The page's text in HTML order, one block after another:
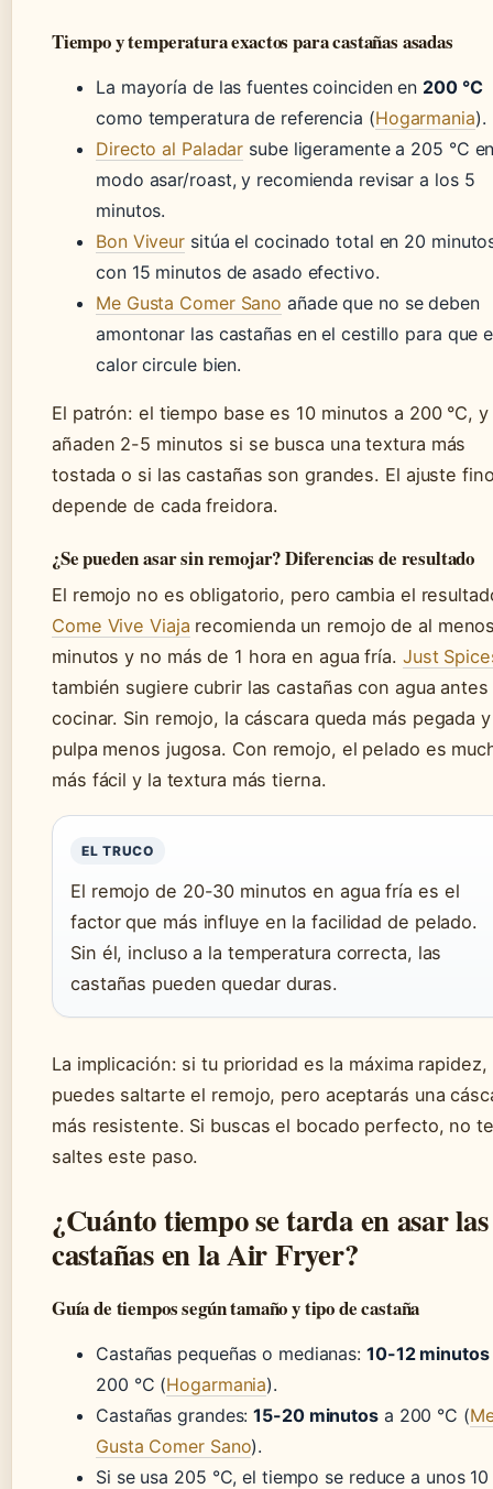
Tiempo y temperatura exactos para castañas asadas
La mayoría de las fuentes coinciden en 200 °C
como temperatura de referencia (Hogarmania).
Directo al Paladar sube ligeramente a 205 °C
modo asar/roast, y recomienda revisar a los 5
minutos.
Bon Viveur sitúa el cocinado total en 20
con 15 minutos de asado efectivo.
Me Gusta Comer Sano añade que no se deben
amontonar las castañas en el cestillo para que
calor circule bien.
El patrón: el tiempo base es 10 minutos a 200 °C,
añaden 2-5 minutos si se busca una textura más
tostada o si las castañas son grandes. El ajuste
depende de cada freidora.
¿Se pueden asar sin remojar? Diferencias de resultado
El remojo no es obligatorio, pero cambia el
Come Vive Viaja recomienda un remojo de al
minutos y no más de 1 hora en agua fría. Just
también sugiere cubrir las castañas con agua
cocinar. Sin remojo, la cáscara queda más pegada
pulpa menos jugosa. Con remojo, el pelado es
más fácil y la textura más tierna.
EL TRUCO
El remojo de 20-30 minutos en agua fría es el
factor que más influye en la facilidad de pelado.
Sin él, incluso a la temperatura correcta, las
castañas pueden quedar duras.
La implicación: si tu prioridad es la máxima rapidez,
puedes saltarte el remojo, pero aceptarás una
más resistente. Si buscas el bocado perfecto, no te
saltes este paso.
¿Cuánto tiempo se tarda en asar las
castañas en la Air Fryer?
Guía de tiempos según tamaño y tipo de castaña
Castañas pequeñas o medianas: 10-12 minutos
200 °C (Hogarmania).
Castañas grandes:15-20 minutosa 200 °C (
Gusta Comer Sano).
Si se usa 205 °C, el tiempo se reduce a unos 10